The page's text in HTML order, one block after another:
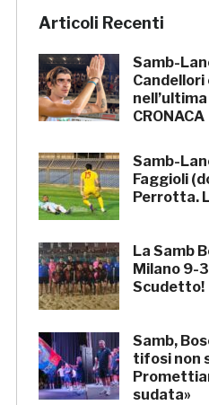
Articoli Recenti
Samb-
Candellori
CRONACA
Samb-
Faggioli
Perrotta.
La Samb
Milano 9-
Scudetto!
Samb,
tifosi non
sudata»